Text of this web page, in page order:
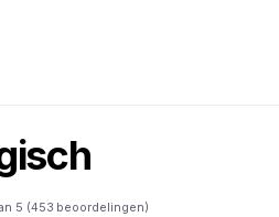
5 (453 beoordelingen)